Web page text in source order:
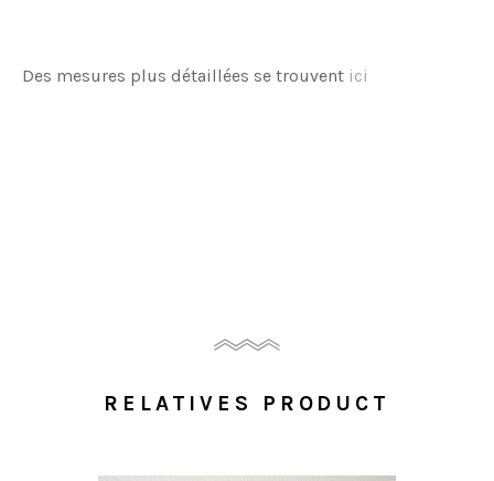
Des mesures plus détaillées se trouvent ici
RELATIVES PRODUCT